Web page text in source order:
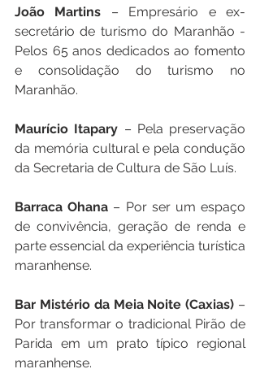
João Martins – Empresário e ex-
secretário de turismo do Maranhão -
Pelos 65 anos dedicados ao fomento
e consolidação do turismo no
Maranhão.
Maurício Itapary – Pela preservação
da memória cultural e pela condução
da Secretaria de Cultura de São Luís.
Barraca Ohana – Por ser um espaço
de convivência, geração de renda e
parte essencial da experiência turística
maranhense.
Bar Mistério da Meia Noite (Caxias) –
Por transformar o tradicional Pirão de
Parida em um prato típico regional
maranhense.